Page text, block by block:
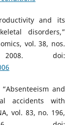
and its
disorders,”
vol. 38, nos.
doi:
and
accidents with
vol. 83, no. 196,